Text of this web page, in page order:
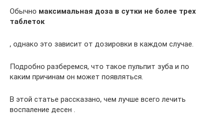
Обычно максимальная доза в сутки не более трех
таблеток
, однако это зависит от дозировки в каждом случае.
Подробно разберемся, что такое пульпит зуба и по
каким причинам он может появляться.
В этой статье рассказано, чем лучше всего лечить
воспаление десен .